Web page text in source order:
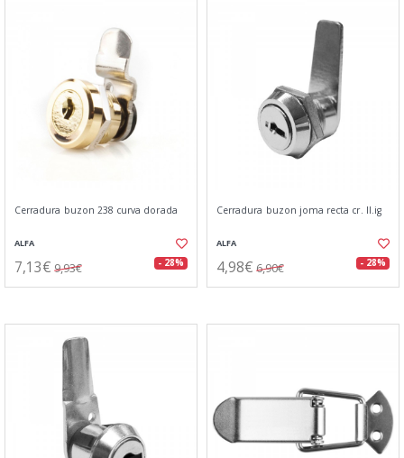
Cerradura buzon 238 curva dorada
ALFA
7,13€ 9,93€ - 28%
Cerradura buzon joma recta cr. ll.ig
ALFA
4,98€ 6,90€ - 28%